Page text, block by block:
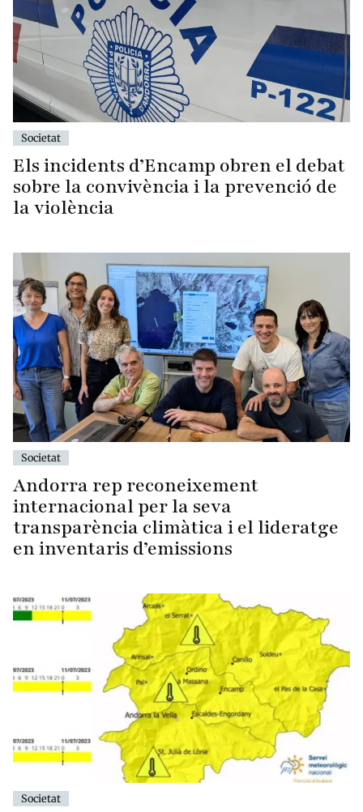
Societat
Els incidents d’Encamp obren el debat
sobre la convivència i la prevenció de
la violència
Societat
Andorra rep reconeixement
internacional per la seva
transparència climàtica i el lideratge
en inventaris d’emissions
Societat